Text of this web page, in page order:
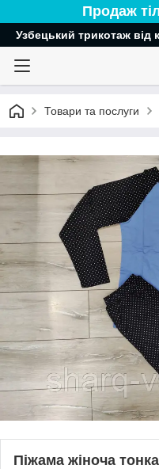
Продаж
Узбецький трикотаж від
Товари та послуги
Піжама жіноча тонка